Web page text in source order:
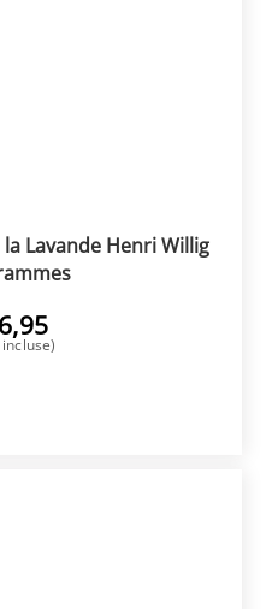
Lavande Henri Willig